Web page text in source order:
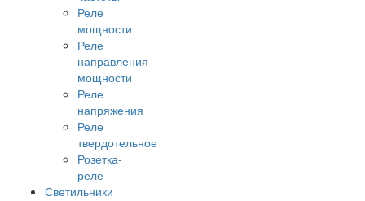
Реле
мощности
Реле
направления
мощности
Реле
напряжения
Реле
твердотельное
Розетка-
реле
Светильники